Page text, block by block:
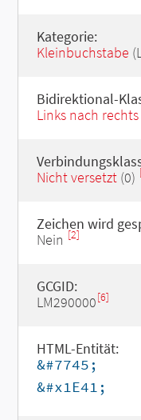
Kategorie:
Kleinbuchstabe
Bidirektional-
Links nach rechts
Nicht versetzt(0)
Zeichen wird
Nein [2]
GCGID:
LM290000[6]
HTML-Entität:
&#7745;
&#x1E41;